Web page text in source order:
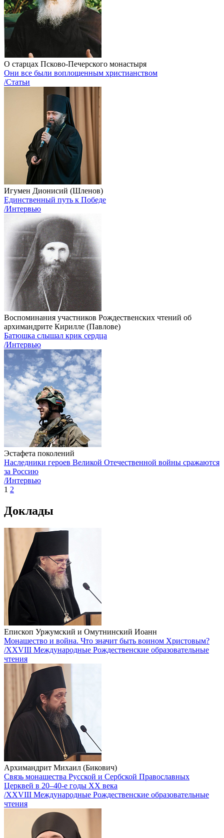
О старцах Псково-Печерского монастыря
Они все были воплощенным христианством
/Статьи
Игумен Дионисий (Шленов)
Единственный путь к Победе
/Интервью
Воспоминания участников Рождественских чтений об
архимандрите Кирилле (Павлове)
Батюшка слышал крик сердца
/Интервью
Эстафета поколений
Наследники героев Великой Отечественной войны сражаются
за Россию
/Интервью
1 2
Доклады
Епископ Уржумский и Омутнинский Иоанн
Монашество и война. Что значит быть воином Христовым?
/XXVIII Международные Рождественские образовательные
чтения
Архимандрит Михаил (Бикович)
Связь монашества Русской и Сербской Православных
Церквей в 20–40-е годы ХХ века
/XXVIII Международные Рождественские образовательные
чтения